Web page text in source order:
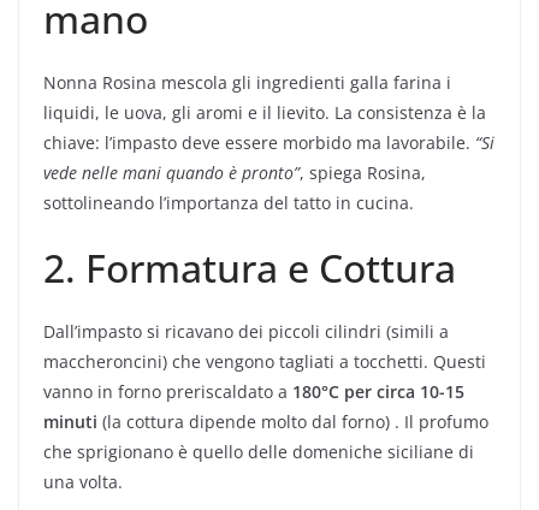
mano
Nonna Rosina mescola gli ingredienti galla farina i
liquidi, le uova, gli aromi e il lievito. La consistenza è la
chiave: l’impasto deve essere morbido ma lavorabile. “Si
vede nelle mani quando è pronto”, spiega Rosina,
sottolineando l’importanza del tatto in cucina.
2. Formatura e Cottura
Dall’impasto si ricavano dei piccoli cilindri (simili a
maccheroncini) che vengono tagliati a tocchetti. Questi
vanno in forno preriscaldato a 180°C per circa 10-15
minuti (la cottura dipende molto dal forno) . Il profumo
che sprigionano è quello delle domeniche siciliane di
una volta.